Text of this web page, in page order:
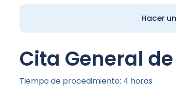
Hacer
Cita General
Tiempo de procedimiento: 4 horas